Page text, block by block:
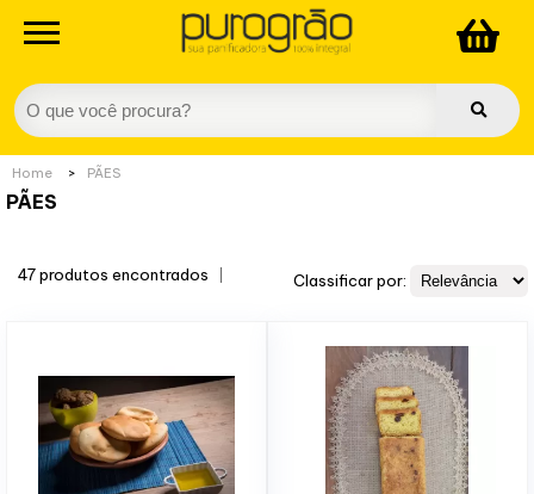
Home > PÃES
PÃES
47 produtos encontrados Classificar por: